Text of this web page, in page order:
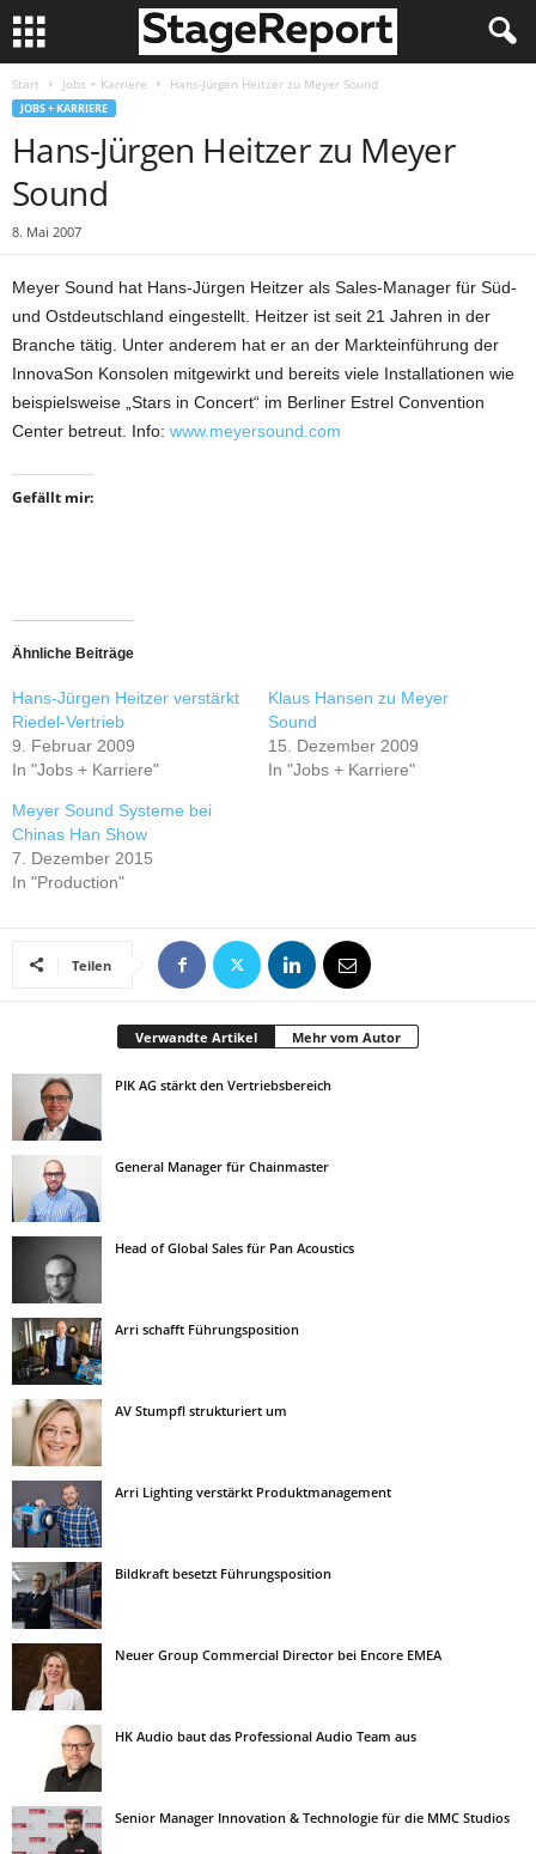
Start Jobs + Karriere Hans-Jürgen Heitzer zu Meyer Sound
JOBS + KARRIERE
Hans-Jürgen Heitzer zu Meyer
Sound
8. Mai 2007
Meyer Sound hat Hans-Jürgen Heitzer als Sales-Manager für Süd-
und Ostdeutschland eingestellt. Heitzer ist seit 21 Jahren in der
Branche tätig. Unter anderem hat er an der Markteinführung der
InnovaSon Konsolen mitgewirkt und bereits viele Installationen wie
beispielsweise „Stars in Concert“ im Berliner Estrel Convention
Center betreut. Info: www.meyersound.com
Gefällt mir:
Ähnliche Beiträge
Hans-Jürgen Heitzer verstärkt
Riedel-Vertrieb
9. Februar 2009
In "Jobs + Karriere"
Klaus Hansen zu Meyer
Sound
15. Dezember 2009
In "Jobs + Karriere"
Meyer Sound Systeme bei
Chinas Han Show
7. Dezember 2015
In "Production"
Teilen
Verwandte Artikel Mehr vom Autor
PIK AG stärkt den Vertriebsbereich
General Manager für Chainmaster
Head of Global Sales für Pan Acoustics
Arri schafft Führungsposition
AV Stumpfl strukturiert um
Arri Lighting verstärkt Produktmanagement
Bildkraft besetzt Führungsposition
Neuer Group Commercial Director bei Encore EMEA
HK Audio baut das Professional Audio Team aus
Senior Manager Innovation & Technologie für die MMC Studios